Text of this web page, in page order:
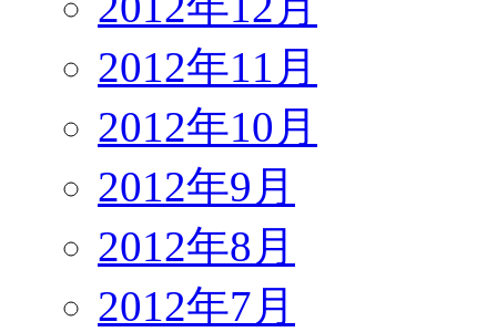
2012年11月
2012年10月
2012年9月
2012年8月
2012年7月